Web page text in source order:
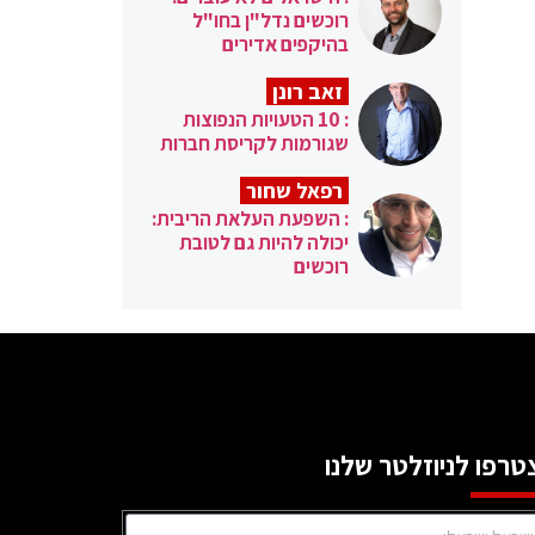
רוכשים נדל"ן בחו"ל
בהיקפים אדירים
זאב רונן
: 10 הטעויות הנפוצות
שגורמות לקריסת חברות
רפאל שחור
: השפעת העלאת הריבית:
יכולה להיות גם לטובת
רוכשים
לניוזלטר שלנו